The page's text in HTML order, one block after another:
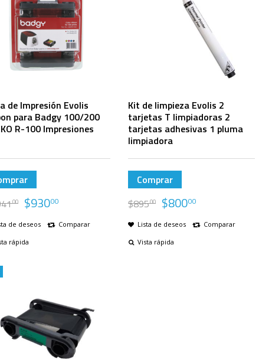
de Impresión Evolis
para Badgy 100/200
R-100 Impresiones
00 $93000
de deseos
Comparar
rápida
Kit de limpieza Evolis 2
tarjetas T limpiadoras 2
tarjetas adhesivas 1 pluma
limpiadora
Comprar
$89500 $80000
Lista de deseos
Comparar
Vista rápida